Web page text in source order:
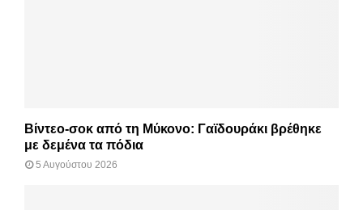
Βίντεο-σοκ από τη Μύκονο: Γαϊδουράκι βρέθηκε
με δεμένα τα πόδια
5 Αυγούστου 2026